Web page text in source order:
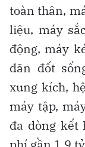
toàn thân,
liệu, máy
động, máy
dãn đốt
xung kích,
máy tập,
đa dòng kết